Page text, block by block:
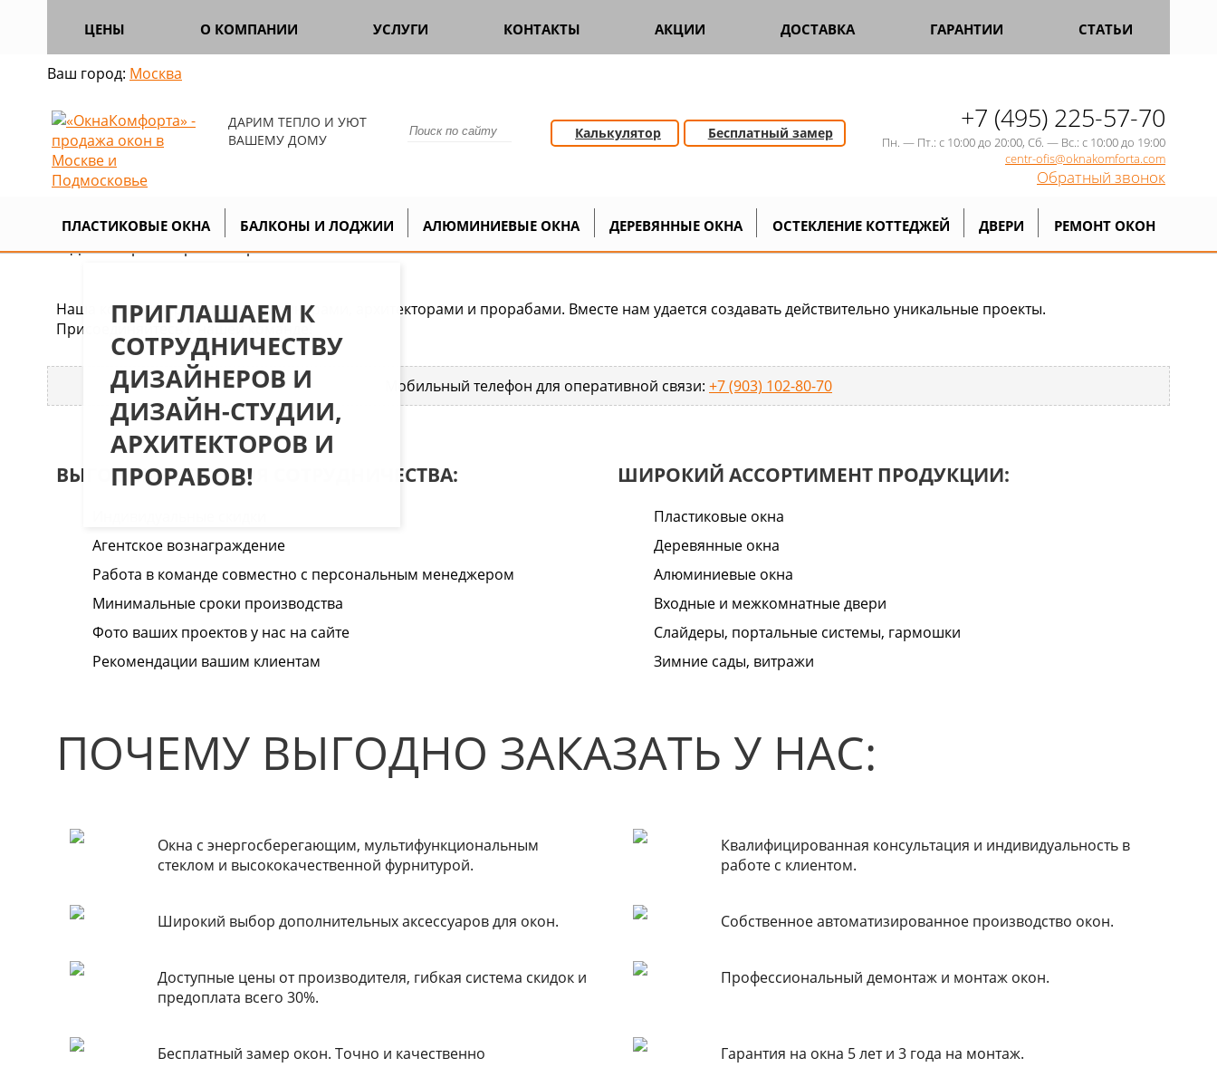
ЦЕНЫ О КОМПАНИИ УСЛУГИ КОНТАКТЫ АКЦИИ ДОСТАВКА ГАРАНТИИ СТАТЬИ
Ваш город: Москва
ДАРИМ ТЕПЛО И УЮТ
ВАШЕМУ ДОМУ
+7 (495) 225-57-70
Пн. — Пт.: с 10:00 до 20:00, Сб. — Вс.: с 10:00 до 19:00
centr-ofis@oknakomforta.com
Обратный звонок
Калькулятор Бесплатный замер
ПЛАСТИКОВЫЕ ОКНА БАЛКОНЫ И ЛОДЖИИ АЛЮМИНИЕВЫЕ ОКНА ДЕРЕВЯННЫЕ ОКНА ОСТЕКЛЕНИЕ КОТТЕДЖЕЙ ДВЕРИ РЕМОНТ ОКОН
О компании Дизайнерам и архитекторам
ПРИГЛАШАЕМ К
СОТРУДНИЧЕСТВУ
ДИЗАЙНЕРОВ И
ДИЗАЙН-СТУДИИ,
АРХИТЕКТОРОВ И
ПРОРАБОВ!
Наша компания работает с дизайнерами, архитекторами и прорабами. Вместе нам удается создавать действительно уникальные проекты.
Присоединяйтесь к нашей команде!
Мобильный телефон для оперативной связи: +7 (903) 102-80-70
ВЫГОДНЫЕ УСЛОВИЯ СОТРУДНИЧЕСТВА:
Агентское вознаграждение
Работа в команде совместно с персональным менеджером
Минимальные сроки производства
Фото ваших проектов у нас на сайте
Рекомендации вашим клиентам
ШИРОКИЙ АССОРТИМЕНТ ПРОДУКЦИИ:
Пластиковые окна
Деревянные окна
Алюминиевые окна
Входные и межкомнатные двери
Слайдеры, портальные системы, гармошки
Зимние сады, витражи
ПОЧЕМУ ВЫГОДНО ЗАКАЗАТЬ У НАС:
Окна с энергосберегающим, мультифункциональным
стеклом и высококачественной фурнитурой.
Квалифицированная консультация и индивидуальность в
работе с клиентом.
Широкий выбор дополнительных аксессуаров для окон. Собственное автоматизированное производство окон.
Доступные цены от производителя, гибкая система скидок и
предоплата всего 30%.
Профессиональный демонтаж и монтаж окон.
Бесплатный замер окон. Точно и качественно Гарантия на окна 5 лети 3 года на монтаж.